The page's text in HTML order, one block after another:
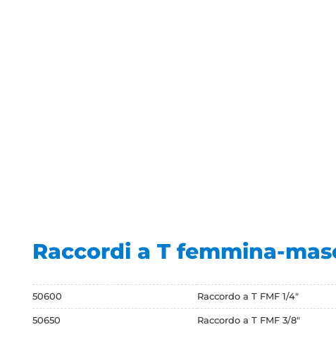
Raccordi a T femmina-
50600 Raccordo a T FMF 1/4"
50650 Raccordo a T FMF 3/8"